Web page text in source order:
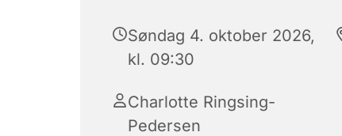
Søndag 4. oktober 2026,
kl. 09:30
Charlotte Ringsing-
Pedersen